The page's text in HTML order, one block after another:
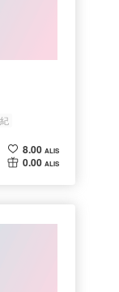
8.00 ALIS
0.00 ALIS